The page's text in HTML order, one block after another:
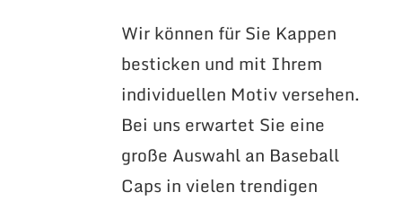
Wir können für Sie Kappen
besticken und mit Ihrem
individuellen Motiv versehen.
Bei uns erwartet Sie eine
große Auswahl an Baseball
Caps in vielen trendigen